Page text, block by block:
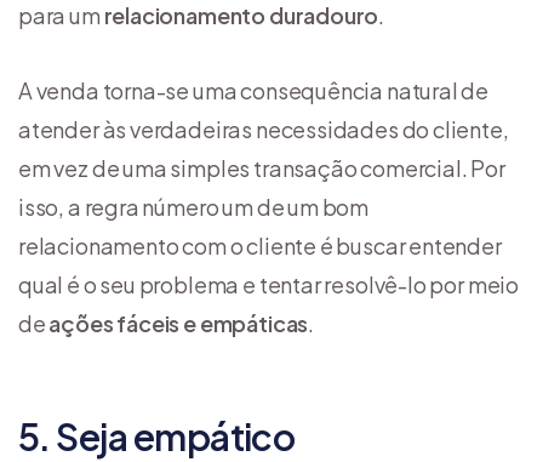
para um relacionamento duradouro.
A venda torna-se uma consequência natural de
atender às verdadeiras necessidades do cliente,
em vez de uma simples transação comercial. Por
isso, a regra número um de um bom
relacionamento com o cliente é buscar entender
qual é o seu problema e tentar resolvê-lo por meio
deações fáceis e empáticas.
5. Seja empático